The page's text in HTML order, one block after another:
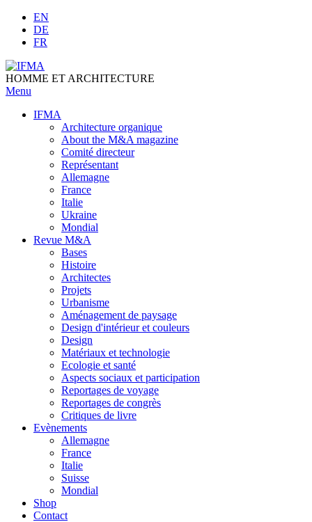
Skip
content
EN
DE
FR
HOMME ET ARCHITECTURE
Menu
IFMA
Architecture organique
Аbout the M&A magazine
Comité directeur
Représentant
Allemagne
France
Italie
Ukraine
Mondial
Revue M&A
Bases
Histoire
Architectes
Projets
Urbanisme
Aménagement de paysage
Design d'intérieur et couleurs
Design
Matériaux et technologie
Ecologie et santé
Aspects sociaux et participation
Reportages de voyage
Reportages de congrès
Critiques de livre
Evènements
Allemagne
France
Italie
Suisse
Mondial
Shop
Contact